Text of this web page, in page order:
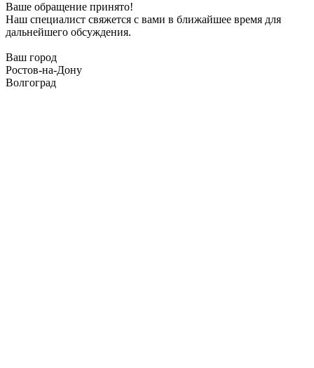
Ваше обращение принято!
Наш специалист свяжется с вами в ближайшее время для
дальнейшего обсуждения.
Ваш город
Ростов-на-Дону
Волгоград